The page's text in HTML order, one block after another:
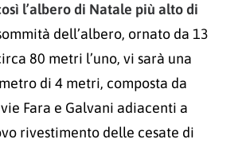
l’albero di Natale più alto di
dell’albero, ornato da 13
80 metri l’uno, vi sarà una
di 4 metri, composta da
Fara e Galvani adiacenti a
rivestimento delle cesate di